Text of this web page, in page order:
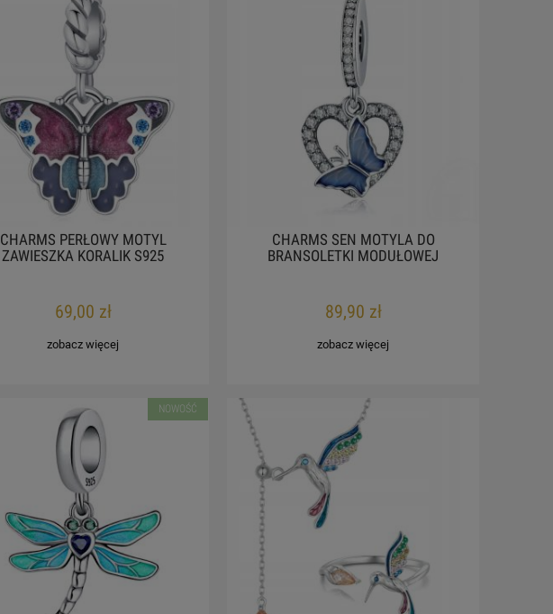
CHARMS PERŁOWY MOTYL
ZAWIESZKA KORALIK S925
69,00 zł
zobacz więcej
CHARMS SEN MOTYLA DO
BRANSOLETKI MODUŁOWEJ
89,90 zł
zobacz więcej
NOWOŚĆ